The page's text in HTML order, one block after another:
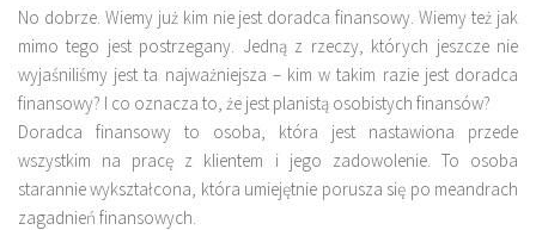
No dobrze. Wiemy już kim nie jest doradca finansowy. Wiemy też jak
mimo tego jest postrzegany. Jedną z rzeczy, których jeszcze nie
wyjaśniliśmy jest ta najważniejsza – kim w takim razie jest doradca
finansowy? I co oznacza to, że jest planistą osobistych finansów?
Doradca finansowy to osoba, która jest nastawiona przede
wszystkim na pracę z klientem i jego zadowolenie. To osoba
starannie wykształcona, która umiejętnie porusza się po meandrach
zagadnień finansowych.